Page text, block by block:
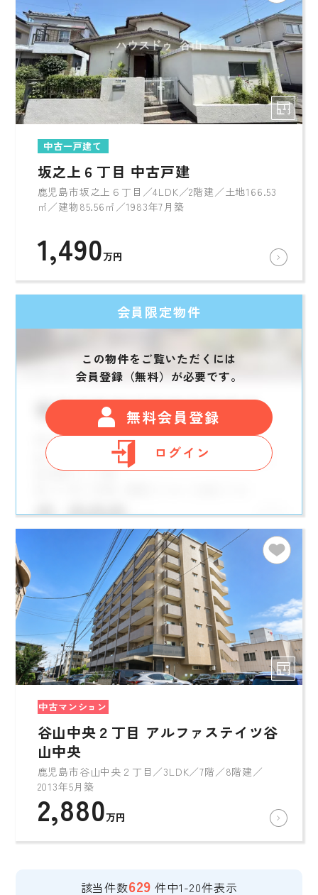
中古一戸建て
坂之上６丁目 中古戸建
鹿児島市坂之上６丁目／4LDK／2階建／土地166.53
㎡／建物85.56㎡／1983年7月築
1,490万円
会員限定物件
この物件をご覧いただくには
会員登録（無料）が必要です。
無料会員登録
ログイン
中古マンション
谷山中央２丁目 アルファステイツ谷
山中央
鹿児島市谷山中央２丁目／3LDK／7階／8階建／
2013年5月築
2,880万円
該当件数629 件中1-20件表示